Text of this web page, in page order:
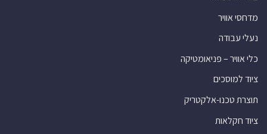
מדחסי אוויר
נעלי עבודה
כלי אוויר – פניאומטיקה
ציוד למוסכים
תוצרת טכנו-אלקטריק
ציוד חקלאות